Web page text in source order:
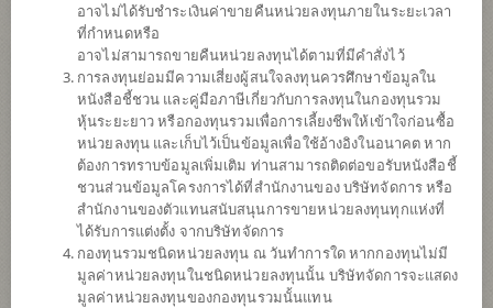
อาจไม่ได้รับชำระเงินค่าขายคืนหน่วยลงทุนภายในระยะเวลา
ที่กำหนดหรือ
อาจไม่สามารถขายคืนหน่วยลงทุนได้ตามที่มีคำสั่งไว้
การลงทุนย่อมมีความเสี่ยงผู้สนใจลงทุนควรศึกษาข้อมูลใน
หนังสือชี้ชวน และคู่มือภาษีเกี่ยวกับการลงทุนในกองทุนรวม
หุ้นระยะยาว หรือกองทุนรวมเพื่อการเลี้ยงชีพให้เข้าใจก่อนซื้อ
หน่วยลงทุน และเก็บไว้เป็นข้อมูลเพื่อใช้อ้างอิงในอนาคต หาก
ต้องการทราบข้อมูลเพิ่มเติม ท่านสามารถติดต่อขอรับหนังสือชี้
ชวนส่วนข้อมูลโครงการได้ที่สำนักงานของ บริษัทจัดการ หรือ
สำนักงานของตัวแทนสนับสนุนการขายหน่วยลงทุนทุกแห่งที่
ได้รับการแต่งตั้ง จากบริษัทจัดการ
กองทุนรวมชนิดหน่วยลงทุน ณ วันทำการใด หากกองทุนไม่มี
มูลค่าหน่วยลงทุนในชนิดหน่วยลงทุนนั้น บริษัทจัดการจะแสดง
มูลค่าหน่วยลงทุนของกองทุนรวมนั้นแทน